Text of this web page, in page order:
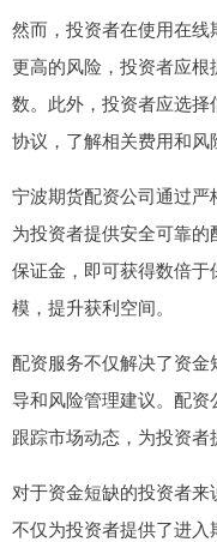
然而，投资者在使用在
更高的风险，投资者应
数。此外，投资者应选
协议，了解相关费用和风
宁波期货配资公司通过严
为投资者提供安全可靠
保证金，即可获得数倍
模，提升获利空间。
配资服务不仅解决了资
导和风险管理建议。配
跟踪市场动态，为投资者
对于资金短缺的投资者
不仅为投资者提供了进